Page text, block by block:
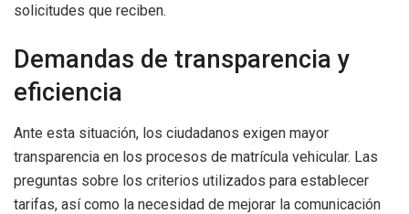
solicitudes que reciben.
Demandas de transparencia y
eficiencia
Ante esta situación, los ciudadanos exigen mayor
transparencia en los procesos de matrícula vehicular. Las
preguntas sobre los criterios utilizados para establecer
tarifas, así como la necesidad de mejorar la comunicación